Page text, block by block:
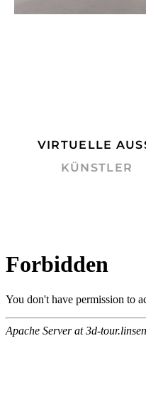
VIRTUELLE
KÜNSTLER